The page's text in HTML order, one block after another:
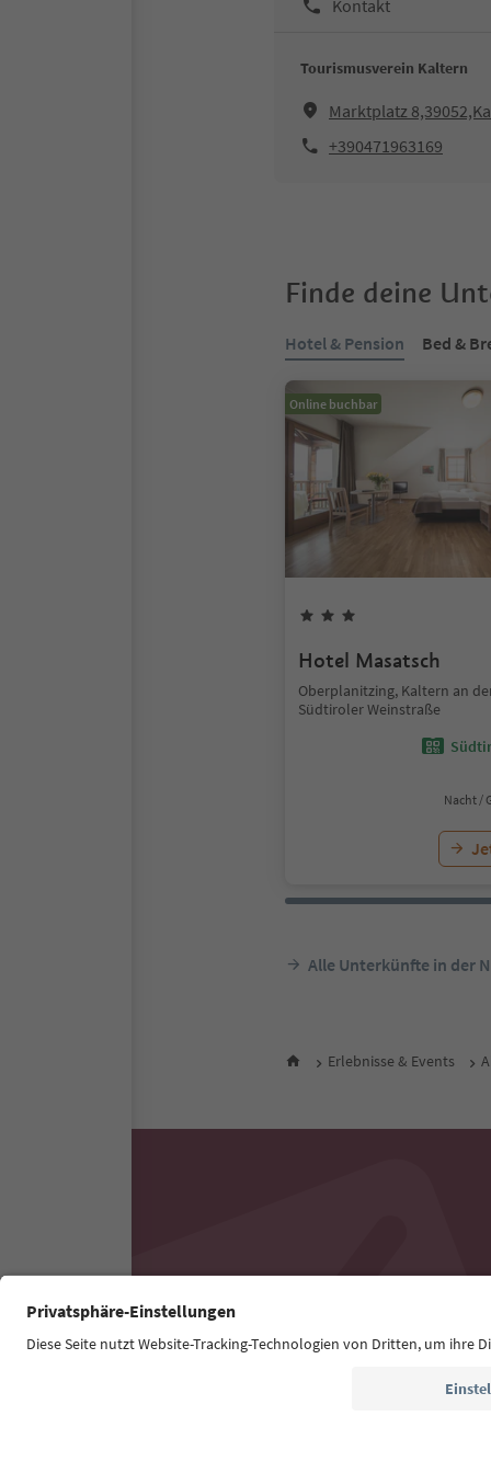
Kontakt
Tourismusverein Kaltern
Marktplatz
+390471963169
Finde deine
Hotel & Pension Bed &
Online buchbar
Hotel Masatsch
Oberplanitzing, Kaltern an
Südtiroler Weinstraße
Nacht /
Alle Unterkünfte in der
Erlebnisse & Events